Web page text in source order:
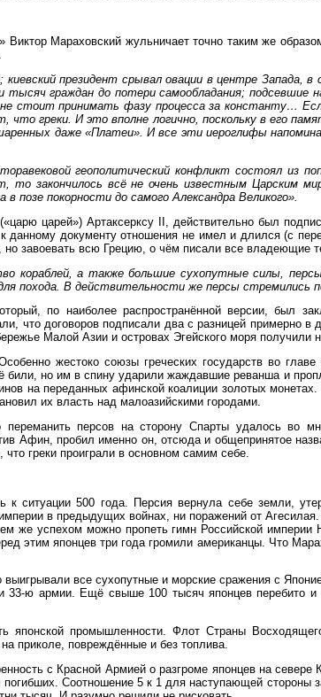
Мараховский жульничает точно таким же
президент срывал овации в центре Запада,
граждан до потери самообладания;
не стоит принимать фазу процесса за константу…
что греки. И это вполне логично, поскольку в его
даже «Платеи». И все эти иероглифы
геополитический конфликт состоял из
то закончилось всё не очень известным Царским
позе покорности до самого Александра Великого».
царей») Артаксерксу II, действительно был
данному документу отношения не имел и длился (с
но завоевать всю Грецию, о чём писали все владеющие
кораблей, а также большие сухопутные силы,
похода. В действительности же персы стремились
по наиболее распространённой версии, был
что договоров подписали два с разницей примерно
Малой Азии и островах Эгейского моря
жестоко союзы греческих государств во
но им в спину ударили жаждавшие реванша и
на переданных афинской коалиции золотых
их власть над малоазийскими городами.
персов на сторону Спарты удалось во
Афин, пробил именно он, отсюда и общепринятое
греки проиграли в основном самим себе.
к ситуации 500 года. Персия вернула себе земли,
в предыдущих войнах, ни поражений от
же успехом можно пропеть гимн Российской
этим японцев три года громили американцы. Что
все сухопутные и морские сражения с
ю армии. Ещё свыше 100 тысяч японцев перебито и
японской промышленности. Флот Страны
приколе, повреждённые и без топлива.
с Красной Армией о разгроме японцев на
Соотношение 5 к 1 для наступающей